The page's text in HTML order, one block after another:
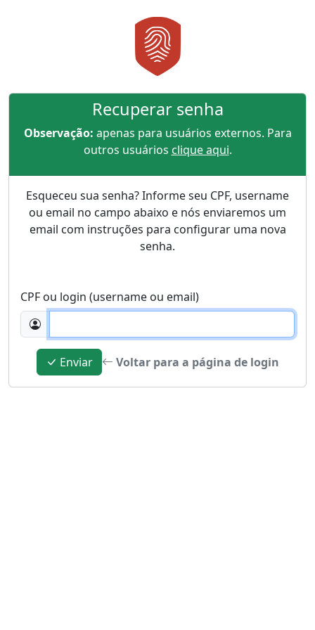
Recuperar senha
Observação: apenas para usuários externos. Para
outros usuários clique aqui.
Esqueceu sua senha? Informe seu CPF, username
ou email no campo abaixo e nós enviaremos um
email com instruções para configurar uma nova
senha.
CPF ou login (username ou email)
Enviar Voltar para a página de login